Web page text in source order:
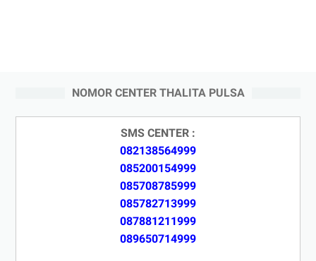
NOMOR CENTER THALITA PULSA
SMS CENTER :
082138564999
085200154999
085708785999
085782713999
087881211999
089650714999